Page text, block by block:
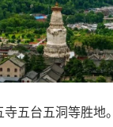
寺五台五洞等胜地。